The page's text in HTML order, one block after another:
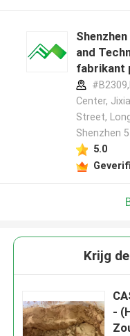
and
fabrikant
Center,
Street,
Shenzhen
5.0
Krijg
-